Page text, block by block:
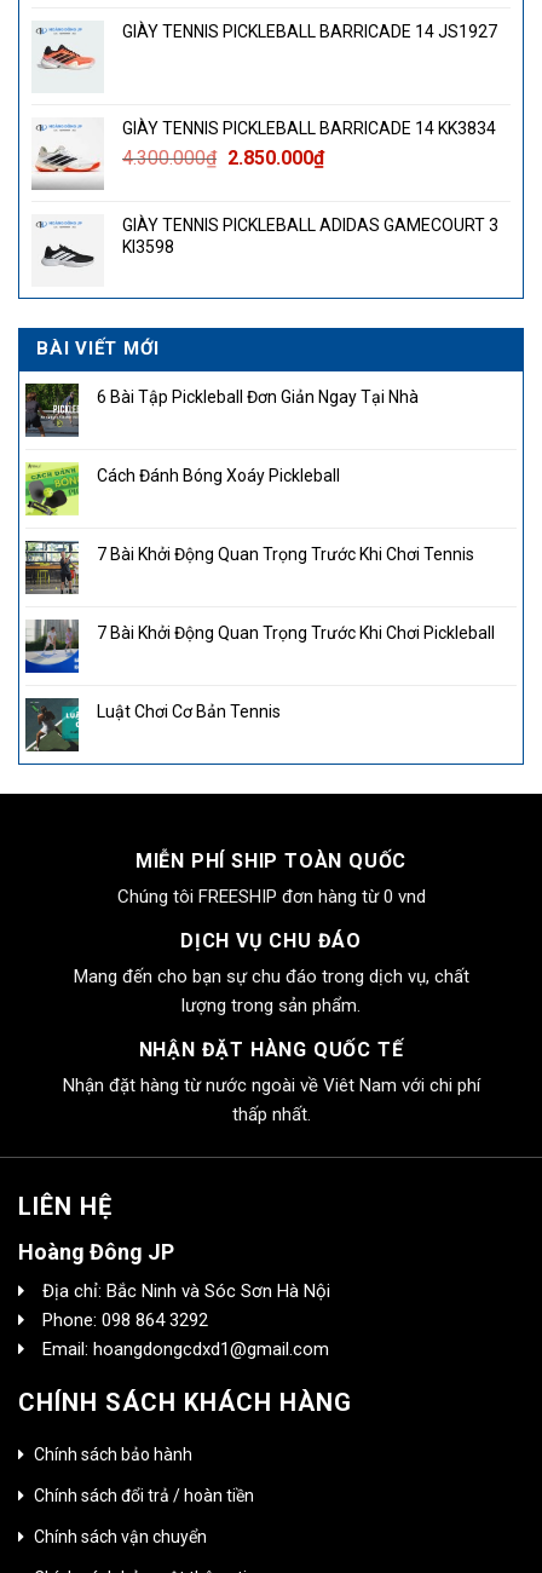
GIÀY TENNIS PICKLEBALL BARRICADE 14 JS1927
GIÀY TENNIS PICKLEBALL BARRICADE 14 KK3834
4.300.000₫ Giá
4.300.000₫.
2.850.000₫Giá
là:
GIÀY TENNIS PICKLEBALL ADIDAS GAMECOURT 3
KI3598
BÀI VIẾT MỚI
6 Bài Tập Pickleball Đơn Giản Ngay Tại Nhà
Cách Đánh Bóng Xoáy Pickleball
7 Bài Khởi Động Quan Trọng Trước Khi Chơi Tennis
7 Bài Khởi Động Quan Trọng Trước Khi Chơi Pickleball
Luật Chơi Cơ Bản Tennis
MIỄN PHÍ SHIP TOÀN QUỐC
Chúng tôi FREESHIP đơn hàng từ 0 vnd
DỊCH VỤ CHU ĐÁO
Mang đến cho bạn sự chu đáo trong dịch vụ, chất
lượng trong sản phẩm.
NHẬN ĐẶT HÀNG QUỐC TẾ
Nhận đặt hàng từ nước ngoài về Viêt Nam với chi phí
thấp nhất.
LIÊN HỆ
Hoàng Đông JP
Địa chỉ: Bắc Ninh và Sóc Sơn Hà Nội
Phone: 098 864 3292
Email: hoangdongcdxd1@gmail.com
CHÍNH SÁCH KHÁCH HÀNG
Chính sách bảo hành
Chính sách đổi trả / hoàn tiền
Chính sách vận chuyển